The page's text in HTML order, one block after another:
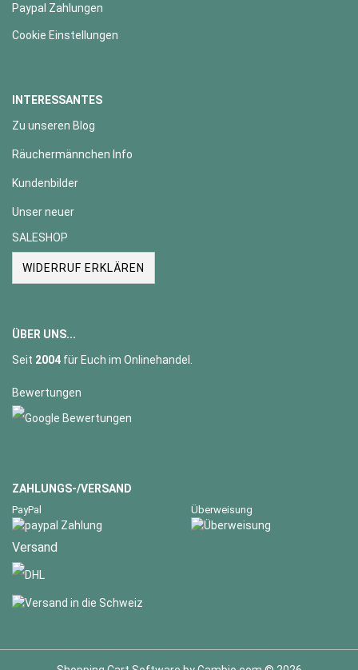
Paypal Zahlungen
Cookie Einstellungen
INTERESSANTES
Zu unseren Blog
Räuchermännchen Info
Kundenbilder
Unser neuer
SALESHOP
WIDERRUF ERKLÄREN
ÜBER UNS...
Seit 2004 für Euch im Onlinehandel.
Bewertungen
ZAHLUNGS-/VERSAND
PayPal Überweisung
Versand